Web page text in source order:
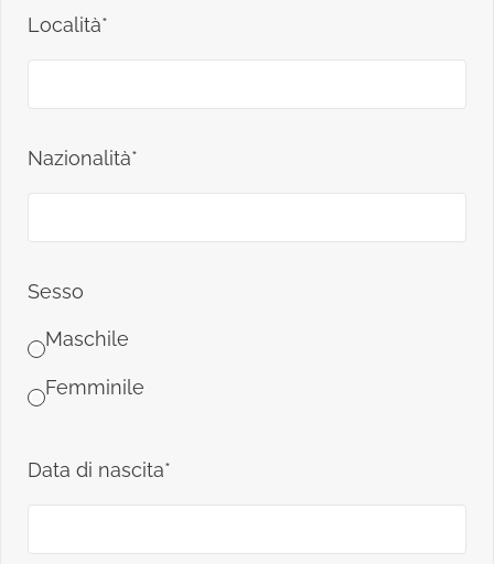
Località*
Nazionalità*
Sesso
Maschile
Femminile
Data di nascita*